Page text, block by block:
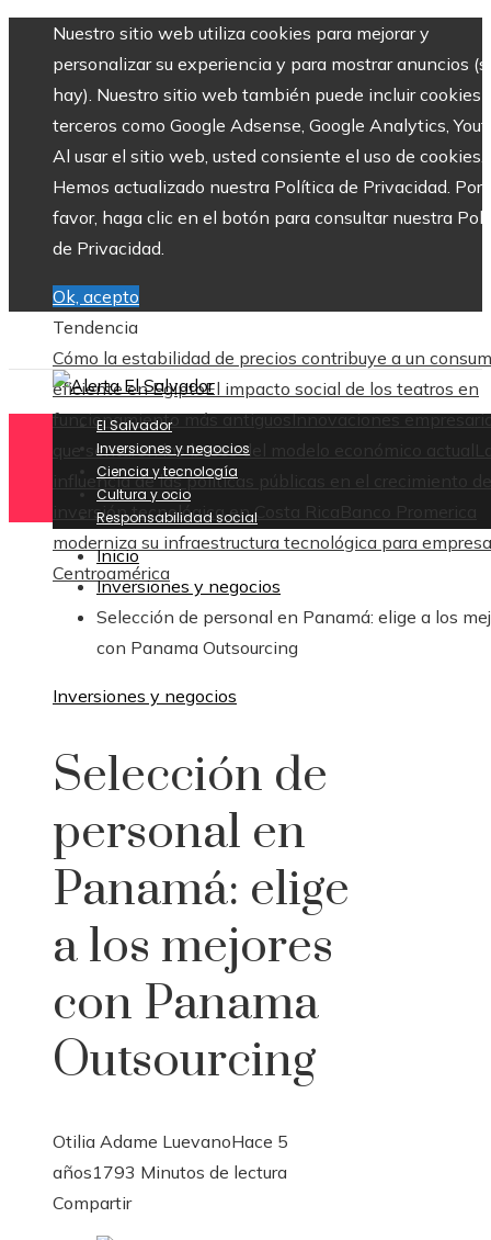
Nuestro sitio web utiliza cookies para mejorar y
personalizar su experiencia y para mostrar anuncios
hay). Nuestro sitio web también puede incluir cookies
terceros como Google Adsense, Google Analytics,
Al usar el sitio web, usted consiente el uso de cookies.
Hemos actualizado nuestra Política de Privacidad. Por
favor, haga clic en el botón para consultar nuestra
de Privacidad.
Ok, acepto
Tendencia
Cómo la estabilidad de precios contribuye a un
eficiente en EgiptoEl impacto social de los teatros en
funcionamiento más antiguosInnovaciones
que sentaron las bases del modelo económico actual
influencia de las políticas públicas en el crecimiento
inversión tecnológica en Costa Rica
Banco Promerica
moderniza su infraestructura tecnológica para
Centroamérica
El Salvador
Inversiones y negocios
Ciencia y tecnología
Cultura y ocio
Responsabilidad social
Inicio
Inversiones y negocios
Selección de personal en Panamá: elige a los
con Panama Outsourcing
Inversiones y negocios
Selección de
personal en
Panamá: elige
a los mejores
con Panama
Outsourcing
Otilia Adame LuevanoHace 5
años1793 Minutos de lectura
Facebook
Twitter
LinkedIn
Pinterest
Stumbleupon
Email
Compartir